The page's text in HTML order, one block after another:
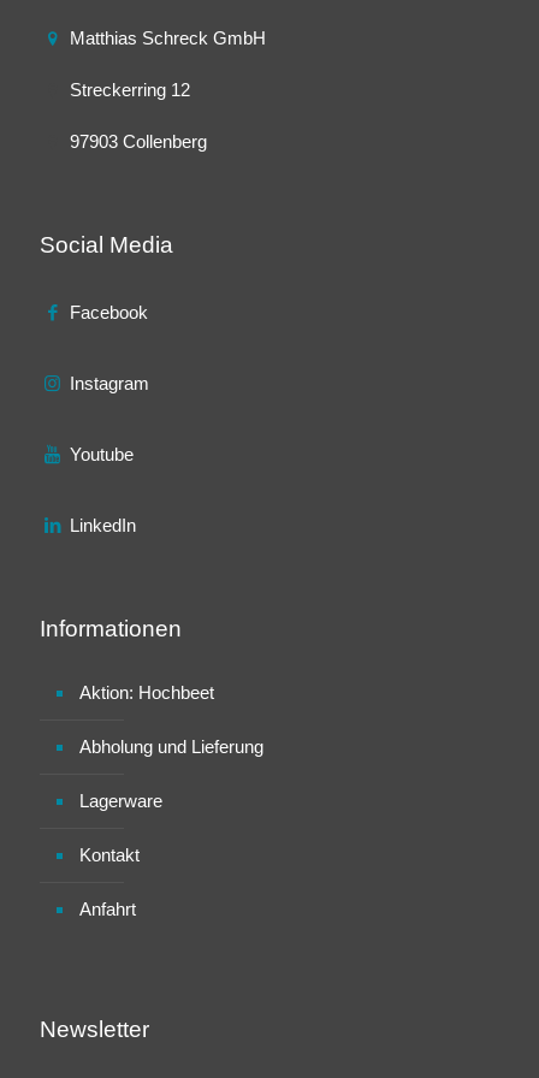
Matthias Schreck GmbH
Streckerring 12
97903 Collenberg
Social Media
Facebook
Instagram
Youtube
LinkedIn
Informationen
Aktion: Hochbeet
Abholung und Lieferung
Lagerware
Kontakt
Anfahrt
Newsletter